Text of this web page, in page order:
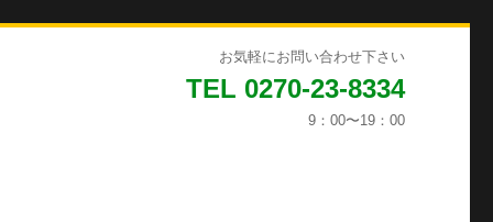
お気軽にお問い合わせ下さい
TEL 0270-23-8334
9：00〜19：00